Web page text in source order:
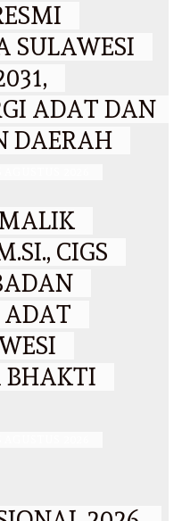
SULAWESI
ADAT DAN
DAERAH
CIGS
BHAKTI